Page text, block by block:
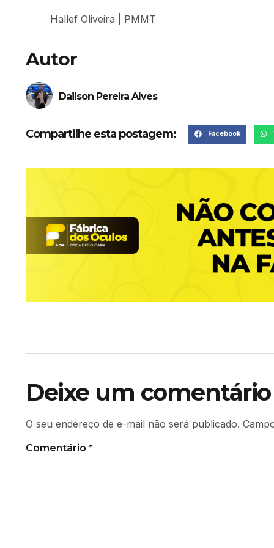
Hallef Oliveira | PMMT
Autor
Dailson Pereira Alves
Compartilhe esta postagem: Facebook
Deixe um comentário
O seu endereço de e-mail não será publicado.
Comentário *